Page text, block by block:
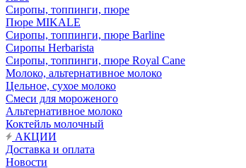
Сиропы, топпинги, пюре
Пюре MIKALE
Сиропы, топпинги, пюре Barline
Сиропы Herbarista
Сиропы, топпинги, пюре Royal Cane
Молоко, альтернативное молоко
Цельное, сухое молоко
Смеси для мороженого
Альтернативное молоко
Коктейль молочный
АКЦИИ
Доставка и оплата
Новости